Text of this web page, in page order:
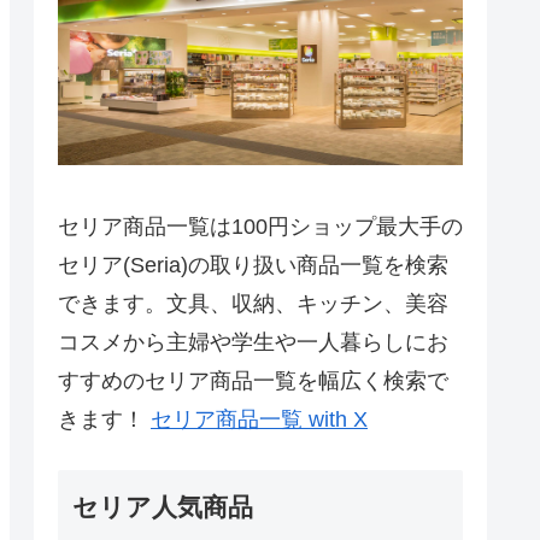
セリア商品一覧は100円ショップ最大手の
セリア(Seria)の取り扱い商品一覧を検索
できます。文具、収納、キッチン、美容
コスメから主婦や学生や一人暮らしにお
すすめのセリア商品一覧を幅広く検索で
きます！ セリア商品一覧 with X
セリア人気商品